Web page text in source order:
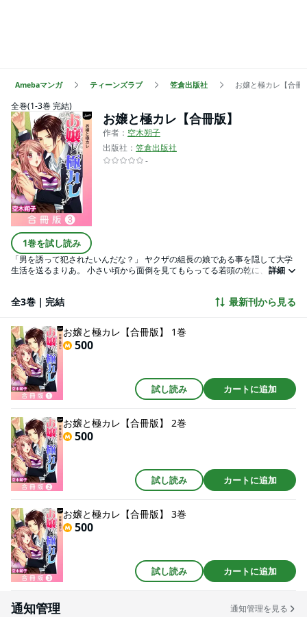
Amebaマンガ ティーンズラブ 笠倉出版社 お嬢と極カレ【合冊
全巻(1-3巻 完結)
1巻を試し読み
お嬢と極カレ【合冊版】
作者： 空木朔子
出版社： 笠倉出版社
-
「男を誘って犯されたいんだな？」 ヤクザの組長の娘である事を隠して大学
生活を送るまりあ。 小さい頃から面倒を見てもらってる若頭の乾に、子供扱
ゃう――！ ※本作品は「お嬢と極カレ」の合冊版になります。重複購入にご
詳細
全3巻｜完結 最新刊から見る
お嬢と極カレ【合冊版】 1巻
500
試し読み カートに追加
お嬢と極カレ【合冊版】 2巻
500
試し読み カートに追加
お嬢と極カレ【合冊版】 3巻
500
試し読み カートに追加
通知管理 通知管理を見る